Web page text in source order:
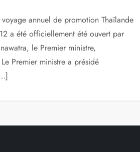
annuel de promotion Thaïlande
a été officiellement été ouvert par
le Premier ministre,
Premier ministre a présidé